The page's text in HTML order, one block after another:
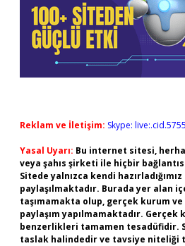
Reklam ve İletişim: Skype:
Yasal Uyarı: Bu internet sitesi,
veya şahıs şirketi ile hiçbir
Sitede yalnızca kendi
paylaşılmaktadır. Burada yer alan
taşımamakta olup, gerçek kurum
paylaşım yapılmamaktadır.
benzerlikleri tamamen tesadüfidir.
taslak halindedir ve tavsiye niteliği